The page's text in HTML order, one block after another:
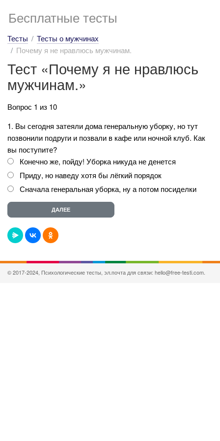
Бесплатные тесты
Тесты
Тесты о мужчинах
Почему я не нравлюсь мужчинам.
Тест «Почему я не нравлюсь
мужчинам.»
Вопрос 1 из 10
1. Вы сегодня затеяли дома генеральную уборку, но тут
позвонили подруги и позвали в кафе или ночной клуб. Как
вы поступите?
Конечно же, пойду! Уборка никуда не денется
Приду, но наведу хотя бы лёгкий порядок
Сначала генеральная уборка, ну а потом посиделки
© 2017-2024, Психологические тесты, эл.почта для связи: hello@free-testi.com.